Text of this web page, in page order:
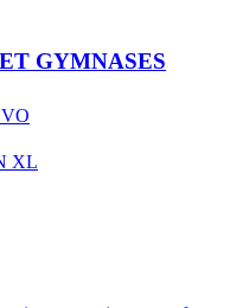
GYMNASES
XL